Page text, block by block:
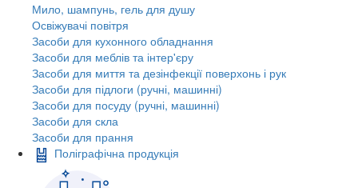
Мило, шампунь, гель для душу
Освіжувачі повітря
Засоби для кухонного обладнання
Засоби для меблів та інтер'єру
Засоби для миття та дезінфекції поверхонь і рук
Засоби для підлоги (ручні, машинні)
Засоби для посуду (ручні, машинні)
Засоби для скла
Засоби для прання
Поліграфічна продукція